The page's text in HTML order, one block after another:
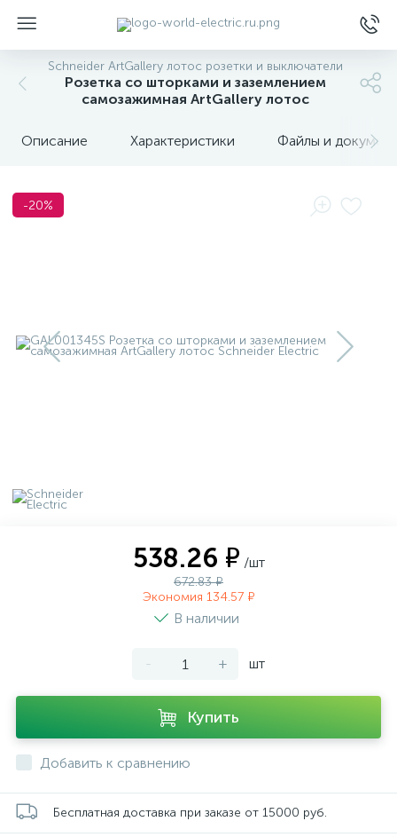
Schneider ArtGallery лотос розетки и выключатели
Розетка со шторками и заземлением
самозажимная ArtGallery лотос
Описание Характеристики Файлы и
-20%
538.26 ₽ /шт
672.83 ₽
Экономия 134.57 ₽
В наличии
- + шт
Купить
Добавить к сравнению
Бесплатная доставка при заказе от 15000 руб.